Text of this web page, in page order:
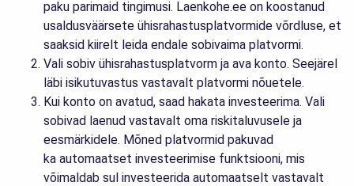
paku parimaid tingimusi. Laenkohe.ee on koostanud
usaldusväärsete ühisrahastusplatvormide võrdluse, et
saaksid kiirelt leida endale sobivaima platvormi.
Vali sobiv ühisrahastusplatvorm ja ava konto. Seejärel
läbi isikutuvastus vastavalt platvormi nõuetele.
Kui konto on avatud, saad hakata investeerima. Vali
sobivad laenud vastavalt oma riskitaluvusele ja
eesmärkidele. Mõned platvormid pakuvad
ka automaatset investeerimise funktsiooni, mis
võimaldab sul investeerida automaatselt vastavalt